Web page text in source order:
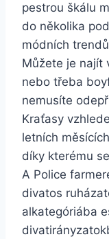
pestrou škálu
do několika
módních
Můžete je najít
nebo třeba
nemusíte
Kraťasy
letních
díky kterému
A Police
divatos
alkategóriába